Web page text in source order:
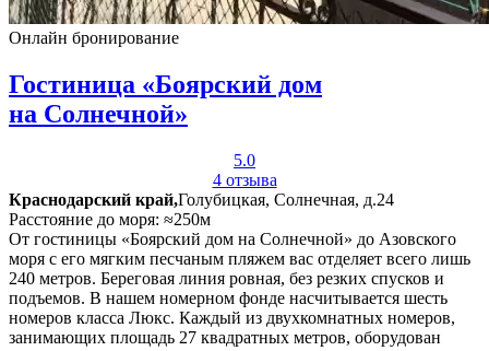
Онлайн бронирование
Гостиница «Боярский дом
на Солнечной»
5.0
4 отзыва
Краснодарский край,Голубицкая, Солнечная, д.24
Расстояние до моря: ≈250м
От гостиницы «Боярский дом на Солнечной» до Азовского
моря с его мягким песчаным пляжем вас отделяет всего лишь
240 метров. Береговая линия ровная, без резких спусков и
подъемов. В нашем номерном фонде насчитывается шесть
номеров класса Люкс. Каждый из двухкомнатных номеров,
занимающих площадь 27 квадратных метров, оборудован